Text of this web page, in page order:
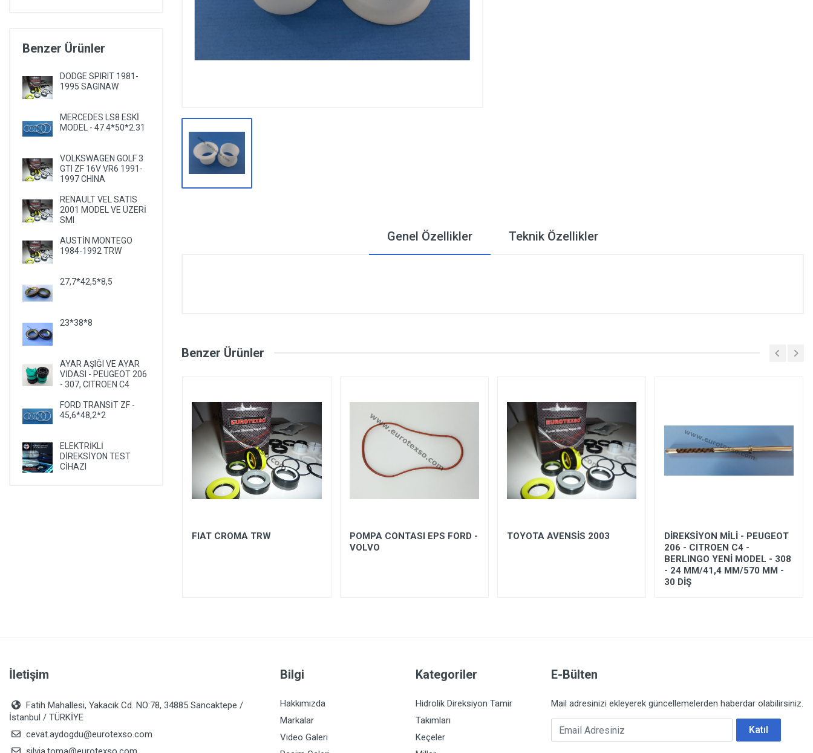
TEST MAKİNELERİ VE TEST CİHAZLARI
Benzer Ürünler
DODGE SPIRIT 1981-
1995 SAGINAW
MERCEDES LS8 ESKİ
MODEL - 47.4*50*2.31
VOLKSWAGEN GOLF 3
GTI ZF 16V VR6 1991-
1997 CHINA
RENAULT VEL SATIS
2001 MODEL VE ÜZERİ
SMI
AUSTİN MONTEGO
1984-1992 TRW
27,7*42,5*8,5
23*38*8
AYAR AŞIĞI VE AYAR
VİDASI - PEUGEOT 206
- 307, CITROEN C4
FORD TRANSİT ZF -
45,6*48,2*2
ELEKTRİKLİ
DİREKSİYON TEST
CİHAZI
Genel Özellikler Teknik Özellikler
Benzer Ürünler
FIAT CROMA TRW
POMPA CONTASI EPS FORD -
VOLVO
TOYOTA AVENSİS 2003
DİREKSİYON MİLİ - PEUGEOT
206 - CITROEN C4 -
BERLINGO YENİ MODEL - 308
- 24 MM/41,4 MM/570 MM -
30 DİŞ
İletişim
Fatih Mahallesi, Yakacık Cd. NO:78, 34885 Sancaktepe /
İstanbul / TÜRKİYE
cevat.aydogdu@eurotexso.com
Bilgi
Hakkımızda
Markalar
Video Galeri
Kategoriler
Hidrolik Direksiyon Tamir
Takımları
Keçeler
E-Bülten
Mail adresinizi ekleyerek güncellemelerden haberdar olabilirsiniz.
Email Adresiniz Katıl